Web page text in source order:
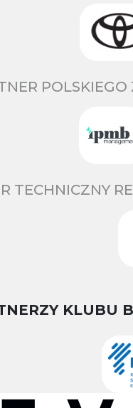
TECHNICZNY
KLUBU